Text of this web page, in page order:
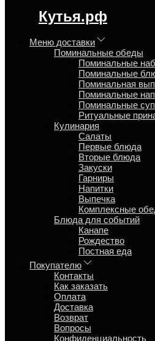
регион доставки:
Московская область
Кутья.рф
Меню доставки
Поминальные обеды
Поминальные
Поминальные
Поминальная
Поминальные
Поминальные
Ритуальные
Кулинария
Салаты
Первые блюда
Вторые блюда
Закуски
Гарниры
Напитки
Выпечка
Комплексные
Блюда для событий
Канапе
Рождество
Постная еда
Покупателю
Контакты
Как заказать
Оплата
Доставка
Возврат
Вопросы
Конфиденциальность
Доставка
обедов
Каталог
(26)
В интернет магазине Кутья.рф
еду с доставкой на дом, на
поминальный гостинец близким.
commerce с 2005 года, имеем
различных городах страны, что
поминки практически в любой
Поминальные обеды
Поминальные наборы
Поминальные блюда
Поминальная выпечка
Поминальные супа
Ритуальные
Кулинария
Первые блюда
Блюда для событий